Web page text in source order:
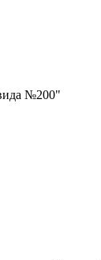
№200"